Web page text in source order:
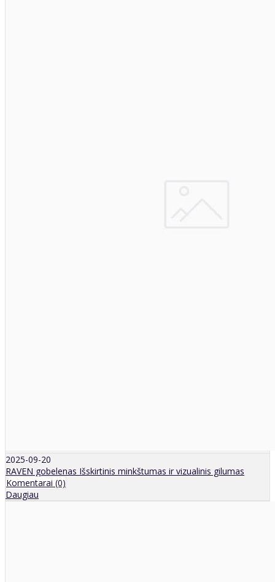
2025-09-20
RAVEN gobelenas Išskirtinis minkštumas ir vizualinis gilumas
Komentarai (0)
Daugiau